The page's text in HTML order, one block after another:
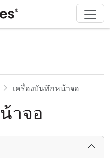
เครื่องบันทึกหน้าจอ
าจอ